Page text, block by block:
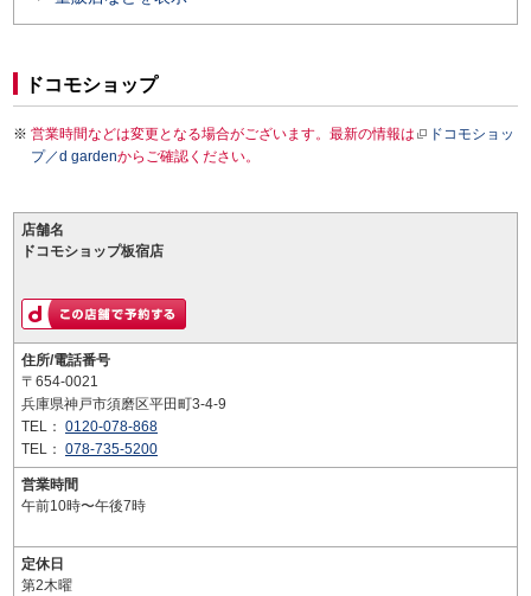
ドコモショップ
営業時間などは変更となる場合がございます。最新の情報は
ドコモショッ
プ／d gardenからご確認ください。
店舗名
ドコモショップ板宿店
住所/電話番号
〒654-0021
兵庫県神戸市須磨区平田町3-4-9
TEL： 0120-078-868
TEL： 078-735-5200
営業時間
午前10時〜午後7時
定休日
第2木曜